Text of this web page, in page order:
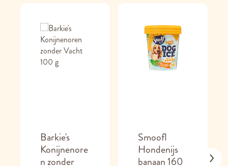
Barkie's
Konijnenore
n zonder
Smoofl
Hondenijs
banaan 160